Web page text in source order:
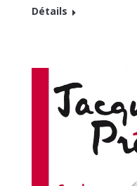
Détails